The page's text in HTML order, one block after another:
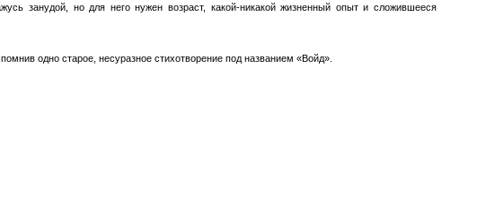
занудой, но для него нужен возраст, какой-никакой жизненный опыт и сложившееся
одно старое, несуразное стихотворение под названием «Войд».